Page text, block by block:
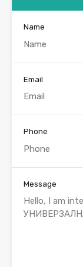
Name
Email
Phone
Message